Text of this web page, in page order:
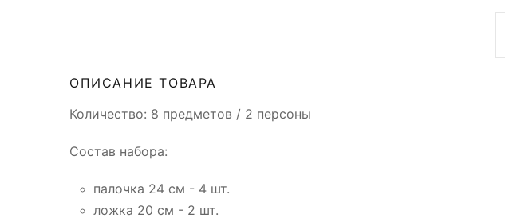
ОПИСАНИЕ ТОВАРА
Количество: 8 предметов / 2 персоны
Состав набора:
палочка 24 см - 4 шт.
ложка 20 см - 2 шт.